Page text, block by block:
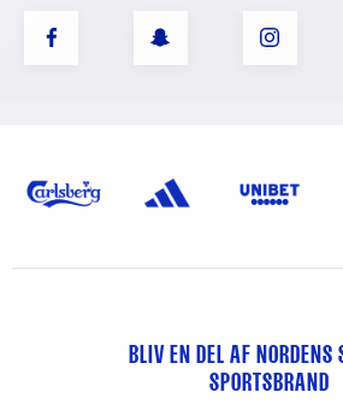
BLIV EN DEL AF NORDENS
SPORTSBRAND